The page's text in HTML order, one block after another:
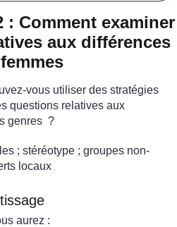
: Comment examiner
aux différences
vous utiliser des stratégies
questions relatives aux
genres ?
; stéréotype ; groupes non-
locaux
aurez :